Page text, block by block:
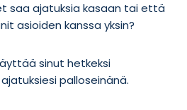
saa ajatuksia kasaan tai että
asioiden kanssa yksin?
sinut hetkeksi
palloseinänä.